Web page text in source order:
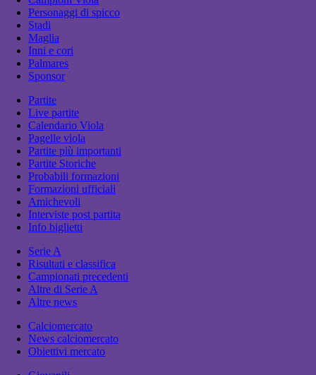
Personaggi di spicco
Stadi
Maglia
Inni e cori
Palmares
Sponsor
Partite
Live partite
Calendario Viola
Pagelle viola
Partite più importanti
Partite Storiche
Probabili formazioni
Formazioni ufficiali
Amichevoli
Interviste post partita
Info biglietti
Serie A
Risultati e classifica
Campionati precedenti
Altre di Serie A
Altre news
Calciomercato
News calciomercato
Obiettivi mercato